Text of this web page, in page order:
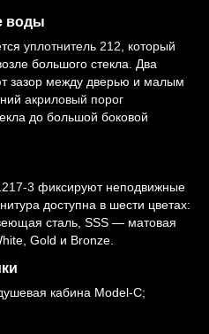
воды
уплотнитель 212, который
большого стекла. Два
зазор между дверью и малым
акриловый порог
до большой боковой
3 фиксируют неподвижные
доступна в шести цветах:
сталь, SSS — матовая
Gold и Bronze.
кабина Model-C;